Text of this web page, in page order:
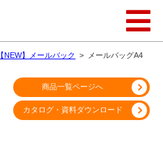
【NEW】メールバック >
メールバッグA4
商品一覧ページへ
カタログ・資料ダウンロード